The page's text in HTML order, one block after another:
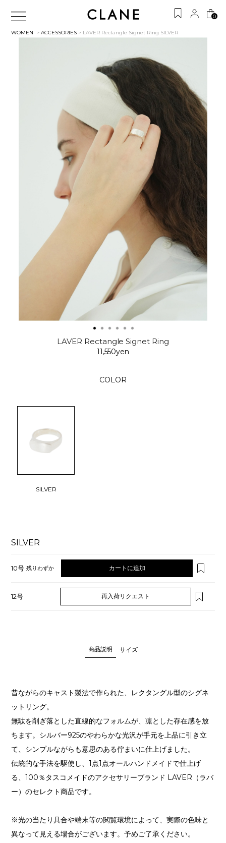
0
WOMEN >ACCESSORIES > LAVER Rectangle Signet Ring SILVER
LAVER Rectangle Signet Ring
11,550yen
COLOR
SILVER
SILVER
10号 残りわずか カートに追加
12号 再入荷リクエスト
商品説明 サイズ
昔ながらのキャスト製法で作られた、レクタングル型のシグネ
ットリング。
無駄を削ぎ落とした直線的なフォルムが、凛とした存在感を放
ちます。シルバー925のやわらかな光沢が手元を上品に引き立
て、シンプルながらも意思のある佇まいに仕上げました。
伝統的な手法を駆使し、1点1点オールハンドメイドで仕上げ
る、100％タスコメイドのアクセサリーブランド LAVER（ラバ
ー）のセレクト商品です。
※光の当たり具合や端末等の閲覧環境によって、実際の色味と
異なって見える場合がございます。予めご了承ください。